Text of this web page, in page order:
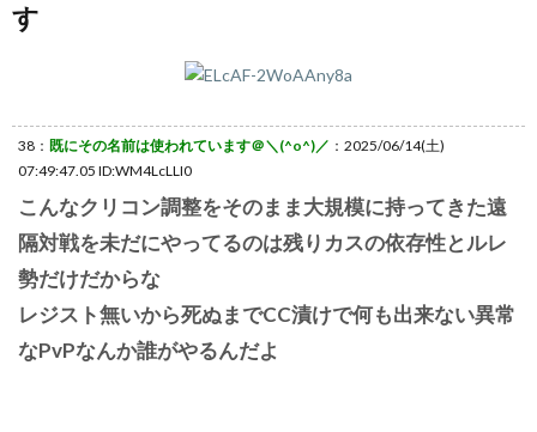
す
38： 既にその名前は使われています＠＼(^o^)／ ：2025/06/14(土)
07:49:47.05 ID:WM4LcLLI0
こんなクリコン調整をそのまま大規模に持ってきた遠
隔対戦を未だにやってるのは残りカスの依存性とルレ
勢だけだからな
レジスト無いから死ぬまでCC漬けで何も出来ない異常
なPvPなんか誰がやるんだよ